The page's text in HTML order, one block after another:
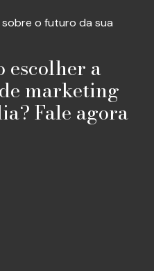
o futuro da sua
escolher a
marketing
Fale agora